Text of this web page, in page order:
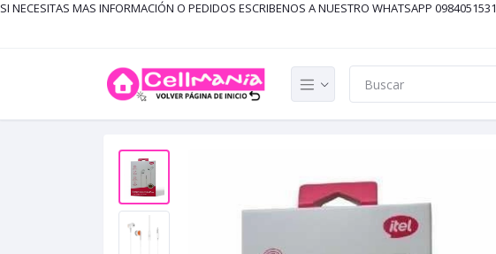
SI NECESITAS MAS INFORMACIÓN O PEDIDOS ESCRIBENOS A NUESTRO WHATSAPP 0984051531